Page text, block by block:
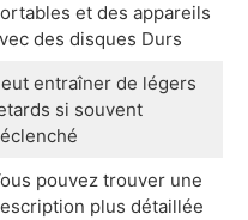
et des appareils
des disques Durs
entraîner de légers
si souvent
pouvez trouver une
plus détaillée